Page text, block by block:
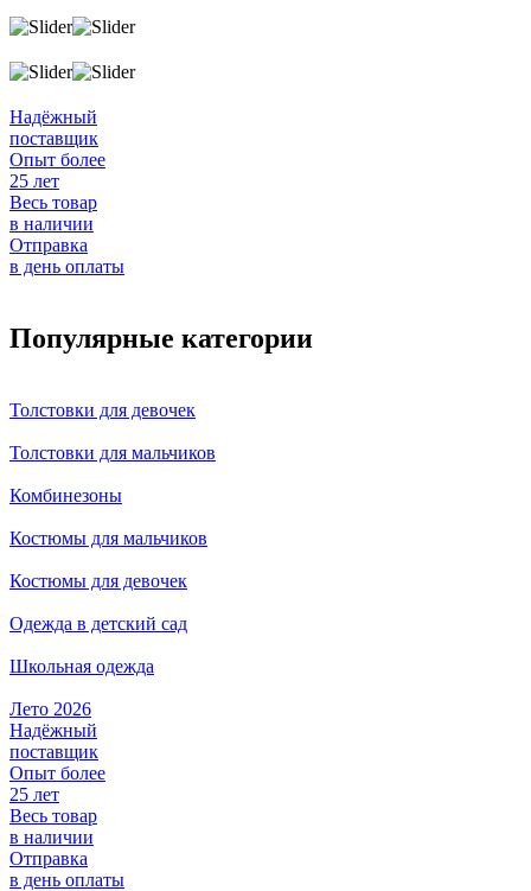
Надёжный
поставщик
Опыт более
25 лет
Весь товар
в наличии
Отправка
в день оплаты
Популярные категории
Толстовки для девочек
Толстовки для мальчиков
Комбинезоны
Костюмы для мальчиков
Костюмы для девочек
Одежда в детский сад
Школьная одежда
Лето 2026
Надёжный
поставщик
Опыт более
25 лет
Весь товар
в наличии
Отправка
в день оплаты